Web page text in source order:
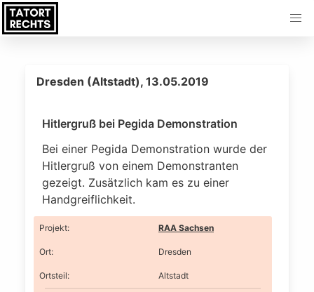
Dresden (Altstadt), 13.05.2019
Hitlergruß bei Pegida Demonstration
Bei einer Pegida Demonstration wurde der
Hitlergruß von einem Demonstranten
gezeigt. Zusätzlich kam es zu einer
Handgreiflichkeit.
Projekt: RAA Sachsen
Ort: Dresden
Ortsteil: Altstadt